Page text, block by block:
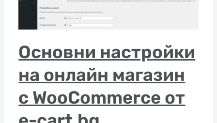
Основни настройки
на онлайн магазин
с WooCommerce от